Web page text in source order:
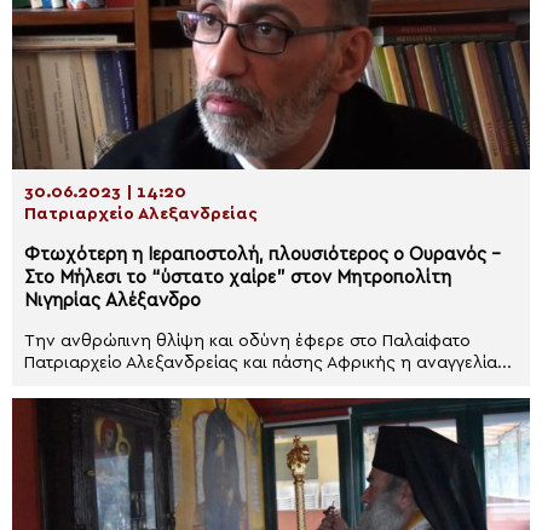
30.06.2023 | 14:20
Πατριαρχείο Αλεξανδρείας
Φτωχότερη η Ιεραποστολή, πλουσιότερος ο Ουρανός –
Στο Μήλεσι το “ύστατο χαίρε” στον Μητροπολίτη
Νιγηρίας Αλέξανδρο
Την ανθρώπινη θλίψη και οδύνη έφερε στο Παλαίφατο
Πατριαρχείο Αλεξανδρείας και πάσης Αφρικής η αναγγελία...